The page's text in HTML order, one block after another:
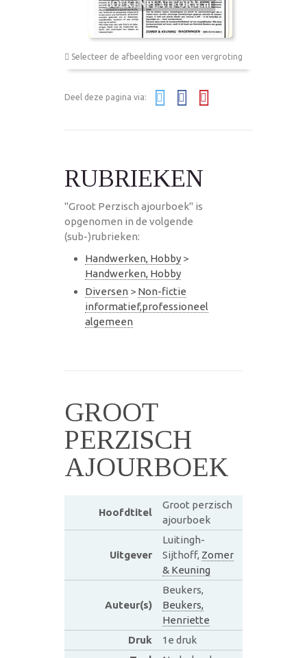
Selecteer de afbeelding voor een vergroting
Deel deze pagina via:
RUBRIEKEN
"Groot Perzisch ajourboek" is
opgenomen in de volgende
(sub-)rubrieken:
Handwerken, Hobby >
Handwerken, Hobby
Diversen > Non-fictie
informatief,professioneel
algemeen
GROOT
PERZISCH
AJOURBOEK
Hoofdtitel
Groot perzisch
ajourboek
Uitgever
Luitingh-
Sijthoff, Zomer
& Keuning
Auteur(s)
Beukers,
Beukers,
Henriette
Druk
1e druk